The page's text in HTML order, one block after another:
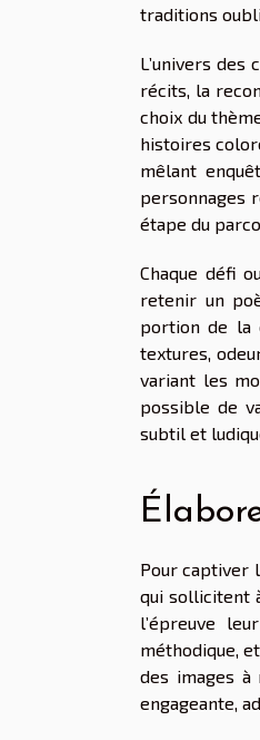
traditions
L’univers
récits, la
choix du
histoires
mêlant
personnages
étape du
Chaque défi
retenir un
portion de la
textures,
variant les
possible de
subtil et
Pour captiver
qui sollicitent
l’épreuve
méthodique,
des images
engageante,